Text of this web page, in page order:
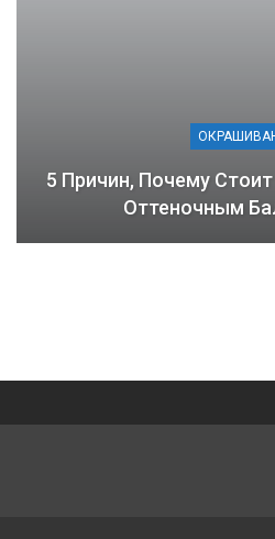
5 Причин, Почему
Оттеночным